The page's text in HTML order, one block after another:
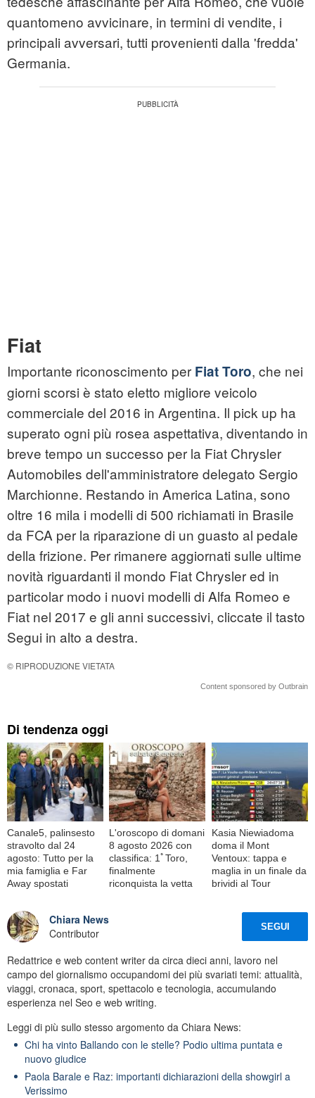
quantomeno avvicinare, in termini di vendite, i
principali avversari, tutti provenienti dalla 'fredda'
Germania.
Fiat
Importante riconoscimento per Fiat Toro, che nei
giorni scorsi è stato eletto migliore veicolo
commerciale del 2016 in Argentina. Il pick up ha
superato ogni più rosea aspettativa, diventando in
breve tempo un successo per la Fiat Chrysler
Automobiles dell'amministratore delegato Sergio
Marchionne. Restando in America Latina, sono
oltre 16 mila i modelli di 500 richiamati in Brasile
da FCA per la riparazione di un guasto al pedale
della frizione. Per rimanere aggiornati sulle ultime
novità riguardanti il mondo Fiat Chrysler ed in
particolar modo i nuovi modelli di Alfa Romeo e
Fiat nel 2017 e gli anni successivi, cliccate il tasto
Segui in alto a destra.
© RIPRODUZIONE VIETATA
Content sponsored by Outbrain
Di tendenza oggi
Canale5, palinsesto
stravolto dal 24
agosto: Tutto per la
mia famiglia e Far
Away spostati
L'oroscopo di domani
8 agosto 2026 con
classifica: 1ﾟToro,
finalmente
riconquista la vetta
Kasia Niewiadoma
doma il Mont
Ventoux: tappa e
maglia in un finale da
brividi al Tour
Chiara News
Contributor
SEGUI
Redattrice e web content writer da circa dieci anni, lavoro nel
campo del giornalismo occupandomi dei più svariati temi: attualità,
viaggi, cronaca, sport, spettacolo e tecnologia, accumulando
esperienza nel Seo e web writing.
Leggi di più sullo stesso argomento da Chiara News:
Chi ha vinto Ballando con le stelle? Podio ultima puntata e
nuovo giudice
Paola Barale e Raz: importanti dichiarazioni della showgirl a
Verissimo